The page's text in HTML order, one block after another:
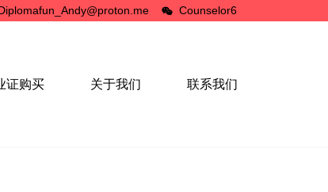
Counselor6
证购买 关于我们 联系我们